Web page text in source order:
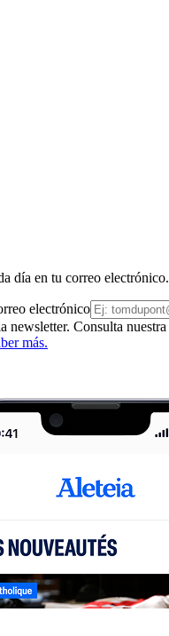
día en tu correo electrónico.
electrónico
newsletter. Consulta nuestra
más.